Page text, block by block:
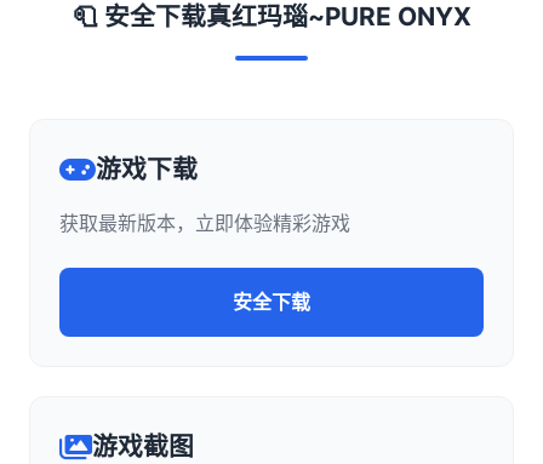
🧻 安全下载真红玛瑙~PURE ONYX
游戏下载
获取最新版本，立即体验精彩游戏
安全下载
游戏截图